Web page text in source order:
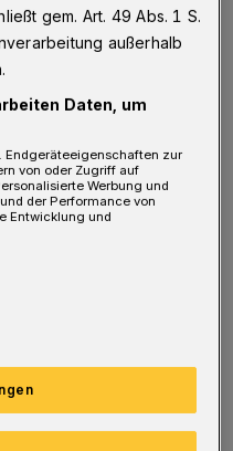
der
sind keine
erwarten, wie weit
bereits
es schlichtweg
zu kommen“, sagt
Manno.
und Test-Auftakt
gem. Art. 49 Abs. 1 S.
außerhalb
Daten, um
Endgeräteeigenschaften zur
von oder Zugriff auf
Werbung und
der Performance von
Entwicklung und